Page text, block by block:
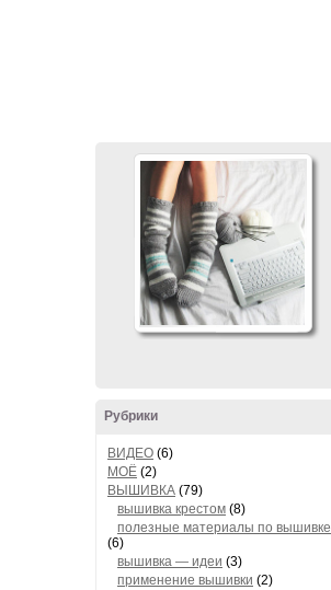
Рубрики
ВИДЕО (6)
МОЁ (2)
ВЫШИВКА (79)
вышивка крестом (8)
полезные материалы по вышивке
(6)
вышивка — идеи (3)
применение вышивки (2)